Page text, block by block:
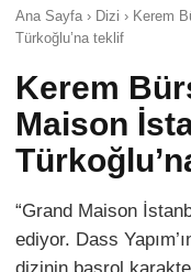
Ana Sayfa › Dizi › Kerem
Türkoğlu’na teklif
Kerem
Maison
“Grand Maison
ediyor. Dass